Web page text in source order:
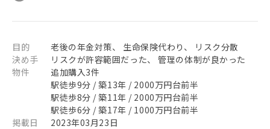
目的
老後の年金対策、 生命保険代わり、 リスク分散
決め手
リスクが許容範囲だった、 管理の体制が良かった
物件
追加購入3件
駅徒歩9分 / 築13年 / 2000万円台前半
駅徒歩8分 / 築11年 / 2000万円台前半
駅徒歩6分 / 築17年 / 1000万円台前半
掲載日
2023年03月23日